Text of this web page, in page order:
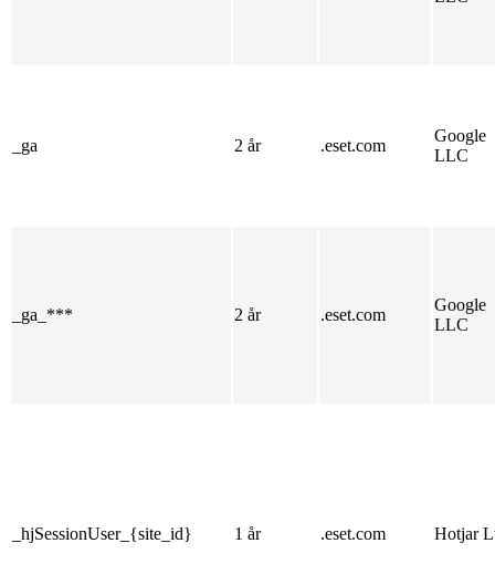
_ga 2 år .eset.com
Google
LLC
_ga_*** 2 år .eset.com
Google
LLC
_hjSessionUser_{site_id} 1 år .eset.com Hotjar